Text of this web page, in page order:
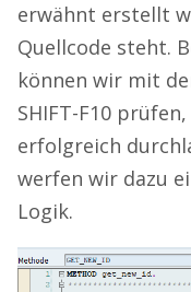
erwähnt erstellt
Quellcode steht.
können wir mit
SHIFT-F10
erfolgreich
werfen wir dazu
Logik.